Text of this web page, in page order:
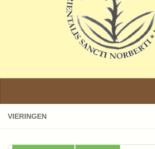
VIERINGEN